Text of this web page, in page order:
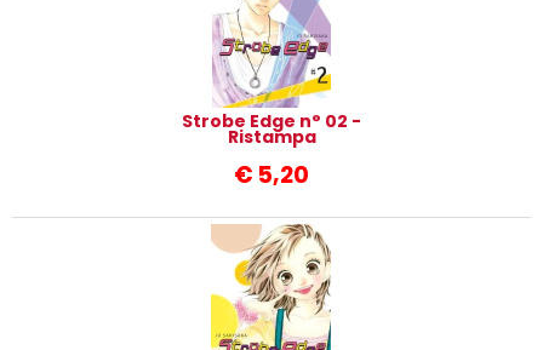
Strobe Edge n° 02 -
Ristampa
€ 5,20